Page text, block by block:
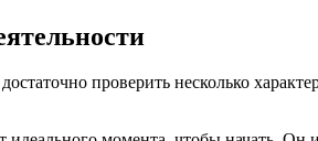
проверить несколько